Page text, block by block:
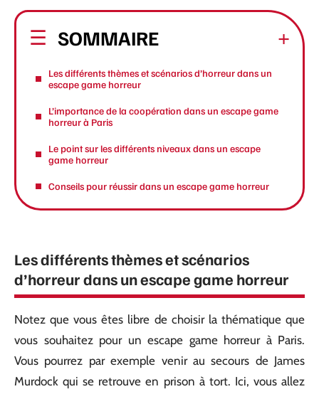
SOMMAIRE
Les différents thèmes et scénarios d’horreur dans un
escape game horreur
L’importance de la coopération dans un escape game
horreur à Paris
Le point sur les différents niveaux dans un escape
game horreur
Conseils pour réussir dans un escape game horreur
Les différents thèmes et scénarios
d’horreur dans un escape game horreur
Notez que vous êtes libre de choisir la thématique que
vous souhaitez pour un escape game horreur à Paris.
Vous pourrez par exemple venir au secours de James
Murdock qui se retrouve en prison à tort. Ici, vous allez